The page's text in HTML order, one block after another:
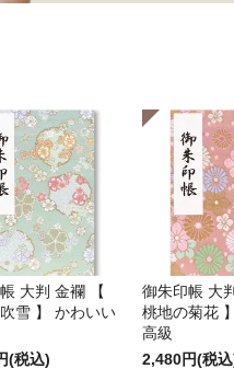
大判 金襴 【
雪 】 かわいい
(税込)
御朱印帳 大
桃地の菊花
高級
2,480円(税